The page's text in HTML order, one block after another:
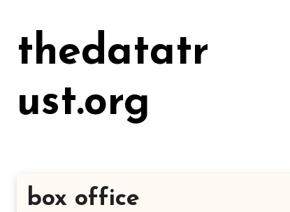
kontenthedatatr
ust.org
box office